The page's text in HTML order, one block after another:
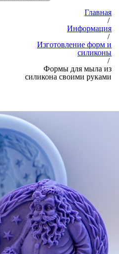
Главная
/
Информация
/
Изготовление форм и
силиконы
/
Формы для мыла из
силикона своими руками